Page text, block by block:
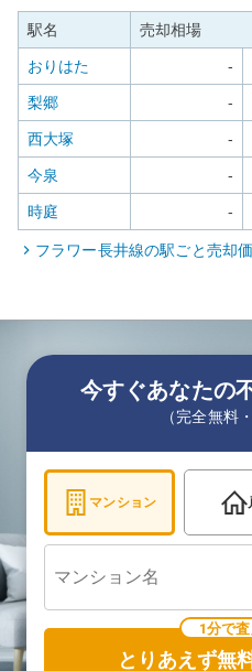
駅名 売却相場
おりはた -
梨郷 -
西大塚 -
今泉 -
時庭 -
フラワー長井線の駅ごと売却
今すぐあなたの
（完全無料
マンション
1分で
とりあえず無